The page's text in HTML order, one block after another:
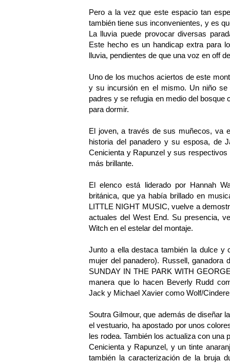
Pero a la vez que este espacio tan
también tiene sus inconvenientes, y es
La lluvia puede provocar diversas
Este hecho es un handicap extra para
lluvia, pendientes de que una voz en off
Uno de los muchos aciertos de este
y su incursión en el mismo. Un niño
padres y se refugia en medio del
para dormir.
El joven, a través de sus muñecos, va
historia del panadero y su esposa, de
Cenicienta y Rapunzel y sus
más brillante.
El elenco está liderado por Hannah
británica, que ya había brillado en
LITTLE NIGHT MUSIC, vuelve a
actuales del West End. Su presencia,
Witch en el estelar del montaje.
Junto a ella destaca también la dulce y
mujer del panadero). Russell, ganadora
SUNDAY IN THE PARK WITH
manera que lo hacen Beverly Rudd
Jack y Michael Xavier como Wolf/
Soutra Gilmour, que además de diseñar
el vestuario, ha apostado por unos
les rodea. También los actualiza con
Cenicienta y Rapunzel, y un tinte
también la caracterización de la bruja